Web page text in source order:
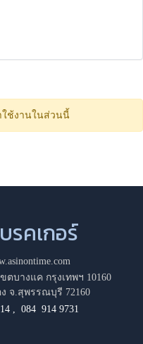
ใช้งานในส่วนนี้
รคเกอร์
ตบางแค กรุงเทพฯ 10160
จ.สุพรรณบุรี 72160
,084 914 9731